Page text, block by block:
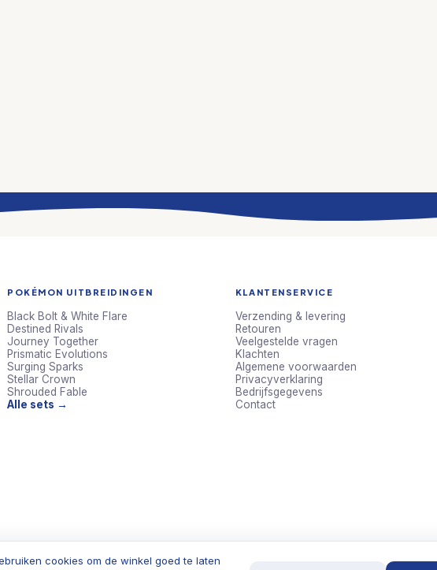
POKÉMON UITBREIDINGEN
Black Bolt & White Flare
Destined Rivals
Journey Together
Prismatic Evolutions
Surging Sparks
Stellar Crown
Shrouded Fable
Alle sets →
KLANTENSERVICE
Verzending & levering
Retouren
Veelgestelde vragen
Klachten
Algemene voorwaarden
Privacyverklaring
Bedrijfsgegevens
Contact
cookies om de winkel goed te laten